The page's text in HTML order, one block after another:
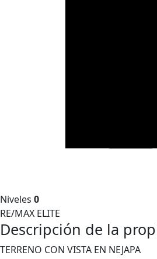
Niveles 0
RE/MAX ELITE
Descripción de la
TERRENO CON VISTA EN NEJAPA